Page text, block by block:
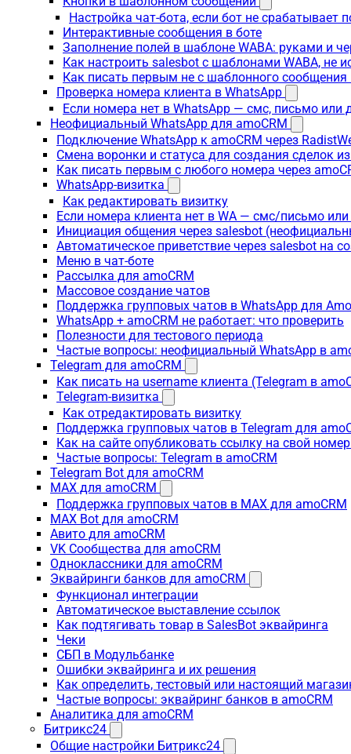
Настройка чат-бота, если бот не срабатывает
Интерактивные сообщения в боте
Заполнение полей в шаблоне WABA: руками и
Как настроить salesbot с шаблонами WABA, не
Как писать первым не с шаблонного сообщения
Проверка номера клиента в WhatsApp
Если номера нет в WhatsApp — смс, письмо или
Неофициальный WhatsApp для amoCRM
Подключение WhatsApp к amoCRM через
Смена воронки и статуса для создания сделок
Как писать первым с любого номера через
WhatsApp-визитка
Как редактировать визитку
Если номера клиента нет в WA — смс/письмо
Инициация общения через salesbot
Автоматическое приветствие через salesbot на
Меню в чат-боте
Рассылка для amoCRM
Массовое создание чатов
Поддержка групповых чатов в WhatsApp для
WhatsApp + amoCRM не работает: что проверить
Полезности для тестового периода
Частые вопросы: неофициальный WhatsApp в
Telegram для amoCRM
Как писать на username клиента (Telegram в
Telegram-визитка
Как отредактировать визитку
Поддержка групповых чатов в Telegram для
Как на сайте опубликовать ссылку на свой
Частые вопросы: Telegram в amoCRM
Telegram Bot для amoCRM
MAX для amoCRM
Поддержка групповых чатов в MAX для amoCRM
MAX Bot для amoCRM
Авито для amoCRM
VK Сообщества для amoCRM
Одноклассники для amoCRM
Эквайринги банков для amoCRM
Функционал интеграции
Автоматическое выставление ссылок
Как подтягивать товар в SalesBot эквайринга
Чеки
СБП в Модульбанке
Ошибки эквайринга и их решения
Как определить, тестовый или настоящий
Частые вопросы: эквайринг банков в amoCRM
Аналитика для amoCRM
Битрикс24
Общие настройки Битрикс24